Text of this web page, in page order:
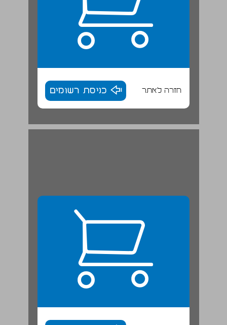
חזרה לאתר כניסת רשומים